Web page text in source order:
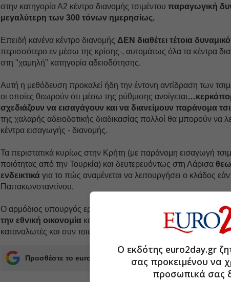
στην κατηγορία Α2 κέντρα διανομής τσιμέντουπαραγωγική
μεγαλύτερη των 300 τόνων ημερησίως.
Επειδή κανένα κέντρο διανομήςΔΕΝ διαθέτει τέτοια
περισσότερο εν μέσω της κρίσης-, αυτομάτως όλα τα κέντρα
στη "χαμηλή" κατηγορία αδειοδότησης.
Αυτή η μεθόδευση προκαλεί ήδη την έντονη αντίδραση των
οι οποίες θεωρούν ότι μέσω της ρύθμισης ανοίγεται
σχεδιάζουν να εισαγάγουν και να διανείμουν παράνομα
της χαλαρής αδειοδοτικής διαδικασίας πολλοί θα μπορούν να
κέντρα εισαγωγής - διανομής.
Τα περιστατικά κυρίως στην Κρήτη (με παράνομη εισαγωγή
ποιότητας από την Τουρκία) και δευτερευόντως στη Λάρισα
ενδεικτικάγια το πώς αναμένεται να λειτουργήσει ο κλάδος
Παπακωνσταντίνου.
Ο αρμόδιος υπουργός ερωτάται γιατί επιμένει σε μία απόφαση
την εθνική οικονομία και
μετά εκθέτει σε σοβαρό κίνδυνο
καταναλωτές και συν τοις άλλοις βλάπτει το ίδιο το περιβάλλον.
Προσθέστε το euro2day.gr στο Discover
Ο εκδότης euro2day.gr
σας προκειμένου να
προσωπικά σας